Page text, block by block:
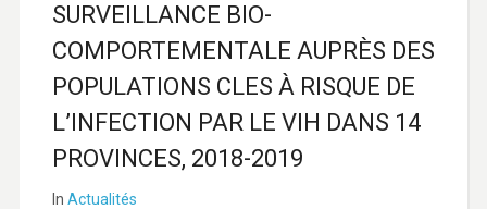
SURVEILLANCE BIO-
COMPORTEMENTALE AUPRÈS DES
POPULATIONS CLES À RISQUE DE
L’INFECTION PAR LE VIH DANS 14
PROVINCES, 2018-2019
In Actualités